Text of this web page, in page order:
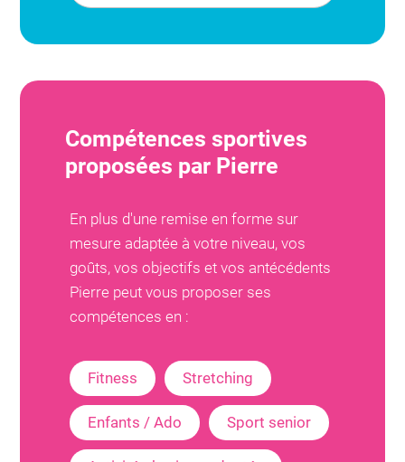
Compétences sportives
proposées par Pierre
En plus d'une remise en forme sur
mesure adaptée à votre niveau, vos
goûts, vos objectifs et vos antécédents
Pierre peut vous proposer ses
compétences en :
Fitness Stretching
Enfants / Ado Sport senior